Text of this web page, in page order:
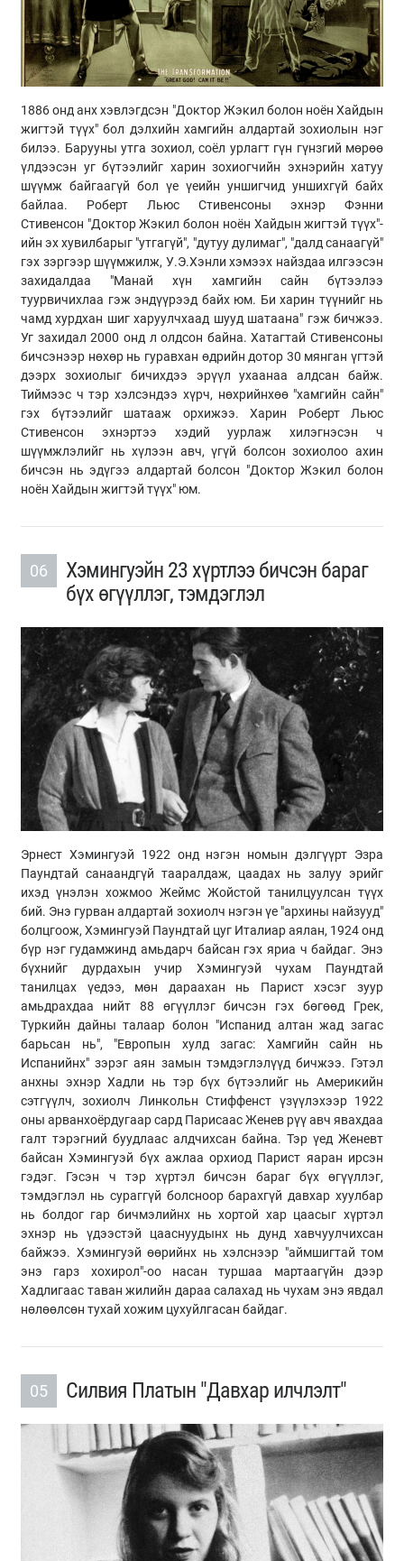
1886 онд анх хэвлэгдсэн "Доктор Жэкил болон ноён Хайдын
жигтэй түүх" бол дэлхийн хамгийн алдартай зохиолын нэг
билээ. Барууны утга зохиол, соёл урлагт гүн гүнзгий мөрөө
үлдээсэн уг бүтээлийг харин зохиогчийн эхнэрийн хатуу
шүүмж байгаагүй бол үе үеийн уншигчид уншихгүй байх
байлаа. Роберт Льюс Стивенсоны эхнэр Фэнни
Стивенсон "Доктор Жэкил болон ноён Хайдын жигтэй түүх"-
ийн эх хувилбарыг "утгагүй", "дутуу дулимаг", "далд санаагүй"
гэх зэргээр шүүмжилж, У.Э.Хэнли хэмээх найздаа илгээсэн
захидалдаа "Манай хүн хамгийн сайн бүтээлээ
туурвичихлаа гэж эндүүрээд байх юм. Би харин түүнийг нь
чамд хурдхан шиг харуулчхаад шууд шатаана" гэж бичжээ.
Уг захидал 2000 онд л олдсон байна. Хатагтай Стивенсоны
бичсэнээр нөхөр нь гуравхан өдрийн дотор 30 мянган үгтэй
дээрх зохиолыг бичихдээ эрүүл ухаанаа алдсан байж.
Тиймээс ч тэр хэлсэндээ хүрч, нөхрийнхөө "хамгийн сайн"
гэх бүтээлийг шатааж орхижээ. Харин Роберт Льюс
Стивенсон эхнэртээ хэдий уурлаж хилэгнэсэн ч
шүүмжлэлийг нь хүлээн авч, үгүй болсон зохиолоо ахин
бичсэн нь эдүгээ алдартай болсон "Доктор Жэкил болон
ноён Хайдын жигтэй түүх" юм.
06
Хэмингуэйн 23 хүртлээ бичсэн бараг
бүх өгүүллэг, тэмдэглэл
Эрнест Хэмингуэй 1922 онд нэгэн номын дэлгүүрт Эзра
Паундтай санаандгүй тааралдаж, цаадах нь залуу эрийг
ихэд үнэлэн хожмоо Жеймс Жойстой танилцуулсан түүх
бий. Энэ гурван алдартай зохиолч нэгэн үе "архины найзууд"
болцгоож, Хэмингуэй Паундтай цуг Италиар аялан, 1924 онд
бүр нэг гудамжинд амьдарч байсан гэх яриа ч байдаг. Энэ
бүхнийг дурдахын учир Хэмингуэй чухам Паундтай
танилцах үедээ, мөн дараахан нь Парист хэсэг зуур
амьдрахдаа нийт 88 өгүүллэг бичсэн гэх бөгөөд Грек,
Туркийн дайны талаар болон "Испанид алтан жад загас
барьсан нь", "Европын хулд загас: Хамгийн сайн нь
Испанийнх" зэрэг аян замын тэмдэглэлүүд бичжээ. Гэтэл
анхны эхнэр Хадли нь тэр бүх бүтээлийг нь Америкийн
сэтгүүлч, зохиолч Линкольн Стиффенст үзүүлэхээр 1922
оны арванхоёрдугаар сард Парисаас Женев рүү авч явахдаа
галт тэрэгний буудлаас алдчихсан байна. Тэр үед Женевт
байсан Хэмингуэй бүх ажлаа орхиод Парист яаран ирсэн
гэдэг. Гэсэн ч тэр хүртэл бичсэн бараг бүх өгүүллэг,
тэмдэглэл нь сураггүй болсноор барахгүй давхар хуулбар
нь болдог гар бичмэлийнх нь хортой хар цаасыг хүртэл
эхнэр нь үдээстэй цааснуудынх нь дунд хавчуулчихсан
байжээ. Хэмингуэй өөрийнх нь хэлснээр "аймшигтай том
энэ гарз хохирол"-оо насан туршаа мартаагүйн дээр
Хадлигаас таван жилийн дараа салахад нь чухам энэ явдал
нөлөөлсөн тухай хожим цухуйлгасан байдаг.
05 Силвия Платын "Давхар илчлэлт"